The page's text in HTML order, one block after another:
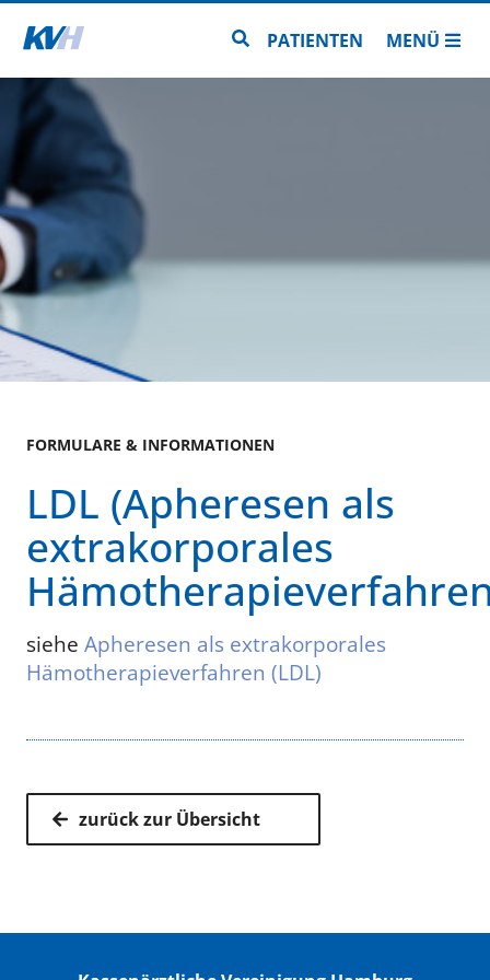
Zur Startseite Zur Seitensuche
PATIENTEN MENÜ
FORMULARE & INFORMATIONEN
LDL (Apheresen als
extrakorporales
siehe Apheresen als extrakorporales
Hämotherapieverfahren (LDL)
zurück zur Übersicht